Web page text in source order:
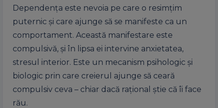
Dependența este nevoia pe care o resimţim
puternic şi care ajunge să se manifeste ca un
comportament. Această manifestare este
compulsivă, şi în lipsa ei intervine anxietatea,
stresul interior. Este un mecanism psihologic și
biologic prin care creierul ajunge să ceară
compulsiv ceva – chiar dacă rațional știe că îi face
rău.